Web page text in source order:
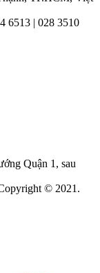
6513 | 028 3510
Quận 1, sau
© 2021.